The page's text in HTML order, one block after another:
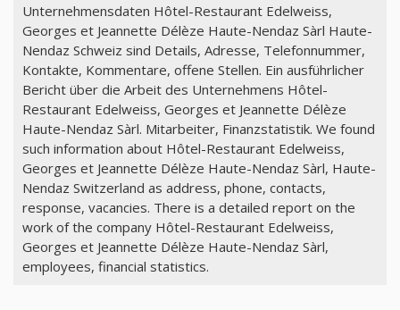
Unternehmensdaten Hôtel-Restaurant Edelweiss,
Georges et Jeannette Délèze Haute-Nendaz Sàrl Haute-
Nendaz Schweiz sind Details, Adresse, Telefonnummer,
Kontakte, Kommentare, offene Stellen. Ein ausführlicher
Bericht über die Arbeit des Unternehmens Hôtel-
Restaurant Edelweiss, Georges et Jeannette Délèze
Haute-Nendaz Sàrl. Mitarbeiter, Finanzstatistik. We found
such information about Hôtel-Restaurant Edelweiss,
Georges et Jeannette Délèze Haute-Nendaz Sàrl, Haute-
Nendaz Switzerland as address, phone, contacts,
response, vacancies. There is a detailed report on the
work of the company Hôtel-Restaurant Edelweiss,
Georges et Jeannette Délèze Haute-Nendaz Sàrl,
employees, financial statistics.